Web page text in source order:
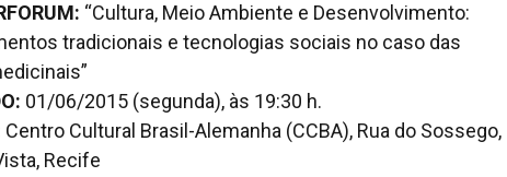
“Cultura, Meio Ambiente e Desenvolvimento:
tradicionais e tecnologias sociais no caso das
01/06/2015 (segunda), às 19:30 h.
Centro Cultural Brasil-Alemanha (CCBA), Rua do Sossego,
Recife